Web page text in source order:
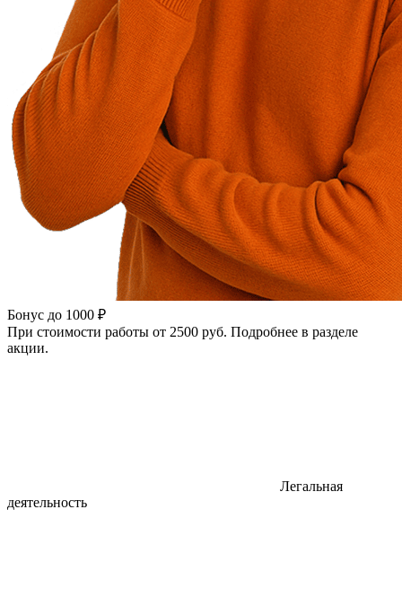
Бонус до 1000 ₽
При стоимости работы от 2500 руб. Подробнее в разделе
акции.
Легальная
деятельность